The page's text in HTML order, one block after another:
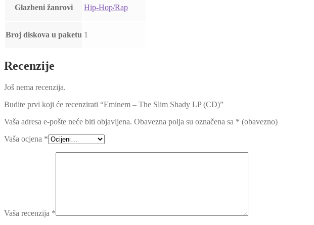
Glazbeni žanrovi Hip-Hop/Rap
Broj diskova u paketu 1
Recenzije
Još nema recenzija.
Budite prvi koji će recenzirati “Eminem – The Slim Shady LP (CD)”
Vaša adresa e-pošte neće biti objavljena. Obavezna polja su označena sa * (obavezno)
Vaša ocjena *
Vaša recenzija *